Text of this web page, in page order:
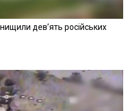
девʼять російських